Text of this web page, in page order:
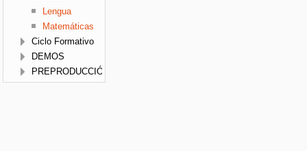
Lengua
Matemáticas
Ciclo Formativo
DEMOS
PREPRODUCCIÓN